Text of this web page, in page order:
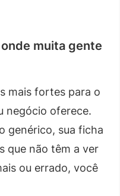
muita gente
mais fortes para o
negócio oferece.
genérico, sua ficha
que não têm a ver
ou errado, você